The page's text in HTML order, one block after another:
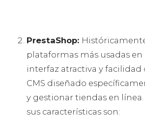
PrestaShop:
plataformas más usadas en
interfaz atractiva y facilidad
CMS diseñado
y gestionar tiendas en
sus características son: